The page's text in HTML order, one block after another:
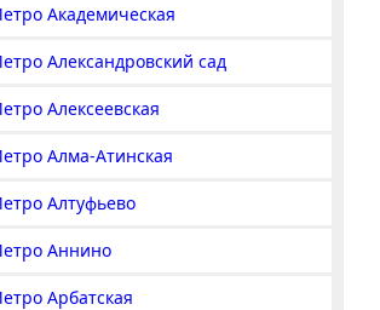
Академическая
Александровский сад
Алексеевская
Алма-Атинская
Алтуфьево
Аннино
Арбатская